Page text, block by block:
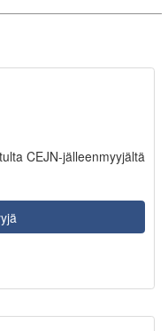
CEJN-jälleenmyyjältä